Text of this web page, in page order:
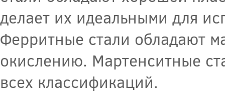
делает их идеальными для
Ферритные стали обладают
окислению. Мартенситные
всех классификаций.